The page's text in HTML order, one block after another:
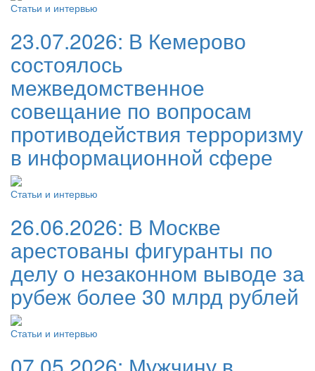
Статьи и интервью
23.07.2026: В Кемерово
состоялось
межведомственное
совещание по вопросам
противодействия терроризму
в информационной сфере
Статьи и интервью
26.06.2026: В Москве
арестованы фигуранты по
делу о незаконном выводе за
рубеж более 30 млрд рублей
Статьи и интервью